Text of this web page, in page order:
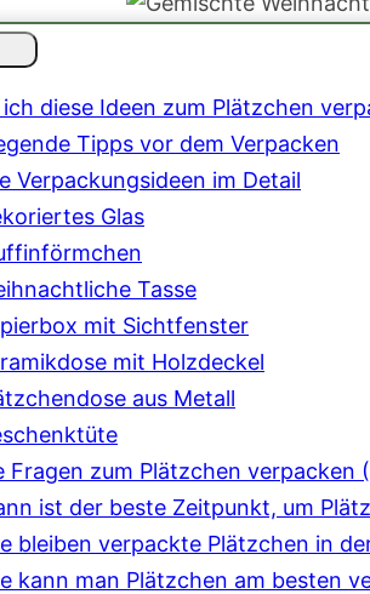
ich diese Ideen zum Plätzchen
Tipps vor dem Verpacken
Verpackungsideen im Detail
Glas
Tasse
mit Sichtfenster
mit Holzdeckel
aus Metall
Fragen zum Plätzchen verpacken
ist der beste Zeitpunkt, um
bleiben verpackte Plätzchen in
kann man Plätzchen am besten